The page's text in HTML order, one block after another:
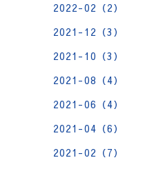
2022-02（2）
2021-12（3）
2021-10（3）
2021-08（4）
2021-06（4）
2021-04（6）
2021-02（7）